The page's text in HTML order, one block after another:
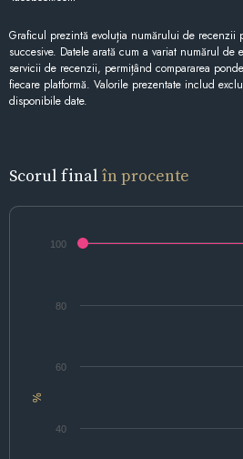
Graficul prezintă evoluția numărului de recenzii
succesive. Datele arată cum a variat numărul de
servicii de recenzii, permițând compararea
fiecare platformă. Valorile prezentate includ
disponibile date.
Scorul final în procente
%
40
60
80
100